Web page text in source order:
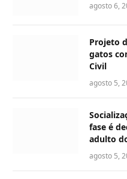
agosto 6,
Projeto
gatos
Civil
agosto 5,
fase é
adulto
agosto 5,